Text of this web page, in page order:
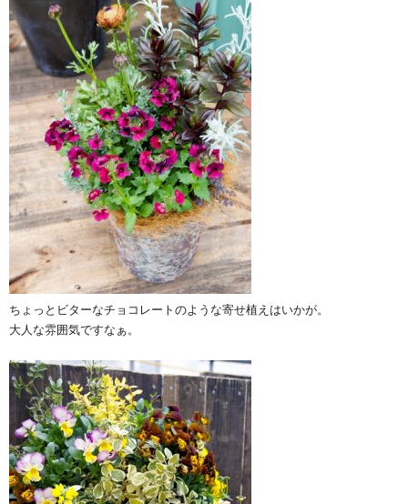
ちょっとビターなチョコレートのような寄せ植えはいかが。
大人な雰囲気ですなぁ。